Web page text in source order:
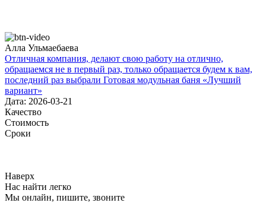
Алла Ульмаебаева
Отличная компания, делают свою работу на отлично,
обращаемся не в первый раз, только обращается будем к вам,
последний раз выбрали Готовая модульная баня «Лучший
вариант»
Дата: 2026-03-21
Качество
Стоимость
Сроки
Наверх
Нас найти легко
Мы онлайн, пишите, звоните